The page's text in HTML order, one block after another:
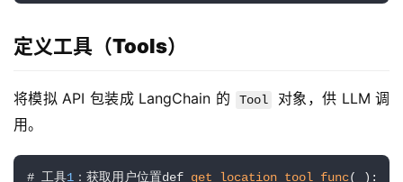
定义工具（Tools）
将模拟 API 包装成 LangChain 的 Tool
对象，供 LLM 调
用。
# 工具1 ：获取用户位置def get_location_tool_func(_):